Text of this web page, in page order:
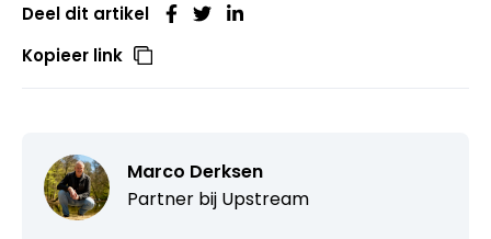
Deel dit artikel
Kopieer link
Marco Derksen
Partner bij Upstream